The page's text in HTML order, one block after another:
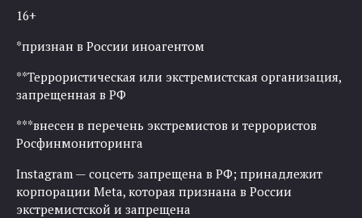
16+
*признан в России иноагентом
**Террористическая или экстремистская организация,
запрещенная в РФ
***внесен в перечень экстремистов и террористов
Росфинмониторинга
Instagram — соцсеть запрещена в РФ; принадлежит
корпорации Meta, которая признана в России
экстремистской и запрещена